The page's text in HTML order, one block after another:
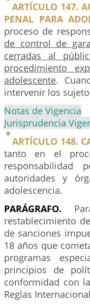
ARTÍCULO 147.
PENAL PARA
proceso de
de control de
cerradas al
procedimiento
adolescente.
intervenir los
Notas de Vigencia
Jurisprudencia
ARTÍCULO 148.
tanto en el
responsabilidad
autoridades y
adolescencia.
PARÁGRAFO.
restablecimiento
de sanciones
18 años que
programas
principios de
conformidad con
Reglas